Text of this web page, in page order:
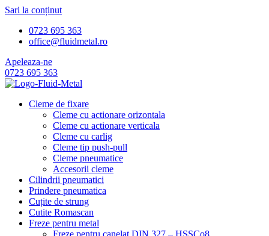
Sari la conținut
0723 695 363
office@fluidmetal.ro
Apeleaza-ne
0723 695 363
Cleme de fixare
Cleme cu actionare orizontala
Cleme cu actionare verticala
Cleme cu carlig
Cleme tip push-pull
Cleme pneumatice
Accesorii cleme
Cilindrii pneumatici
Prindere pneumatica
Cuțite de strung
Cutite Romascan
Freze pentru metal
Freze pentru canelat DIN 327 – HSSCo8